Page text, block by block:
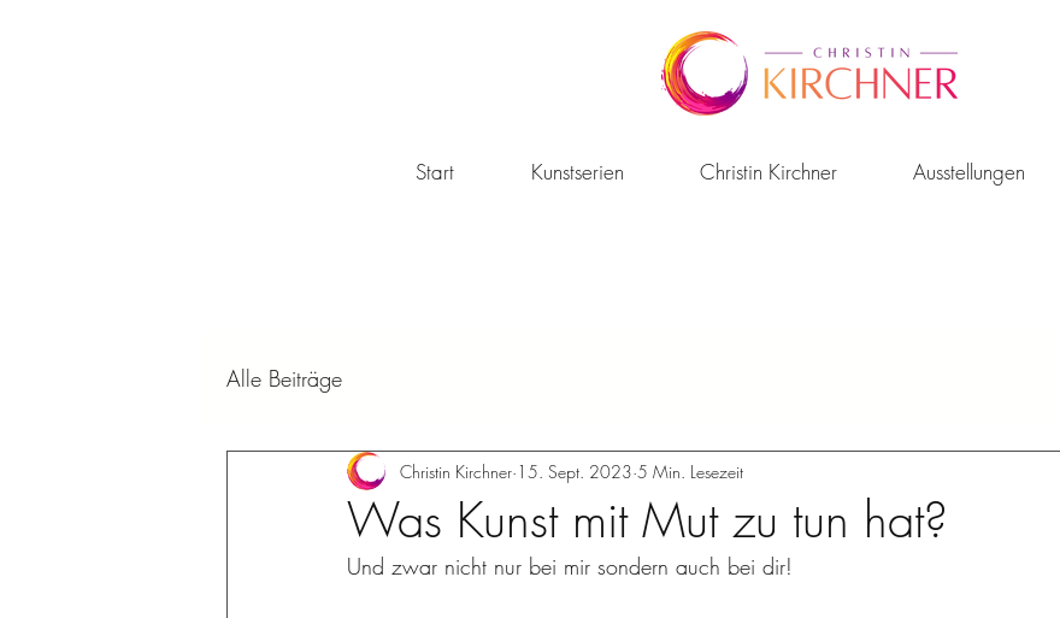
Start Kunstserien Christin Kirchner Ausstellungen
Alle Beiträge
Was Kunst mit Mut zu tun hat?
Christin Kirchner 15. Sept. 2023 5 Min. Lesezeit
Und zwar nicht nur bei mir sondern auch bei dir!